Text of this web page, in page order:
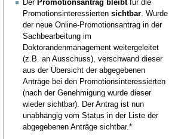
Der Promotionsantrag bleibtfür die
Promotionsinteressierten sichtbar. Wurde
der neue Online-Promotionsantrag in der
Sachbearbeitung im
Doktorandenmanagement weitergeleitet
(z.B. an Ausschuss), verschwand dieser
aus der Übersicht der abgegebenen
Anträge bei den Promotionsinteressierten
(nach der Genehmigung wurde dieser
wieder sichtbar). Der Antrag ist nun
unabhängig vom Status in der Liste der
abgegebenen Anträge sichtbar.*